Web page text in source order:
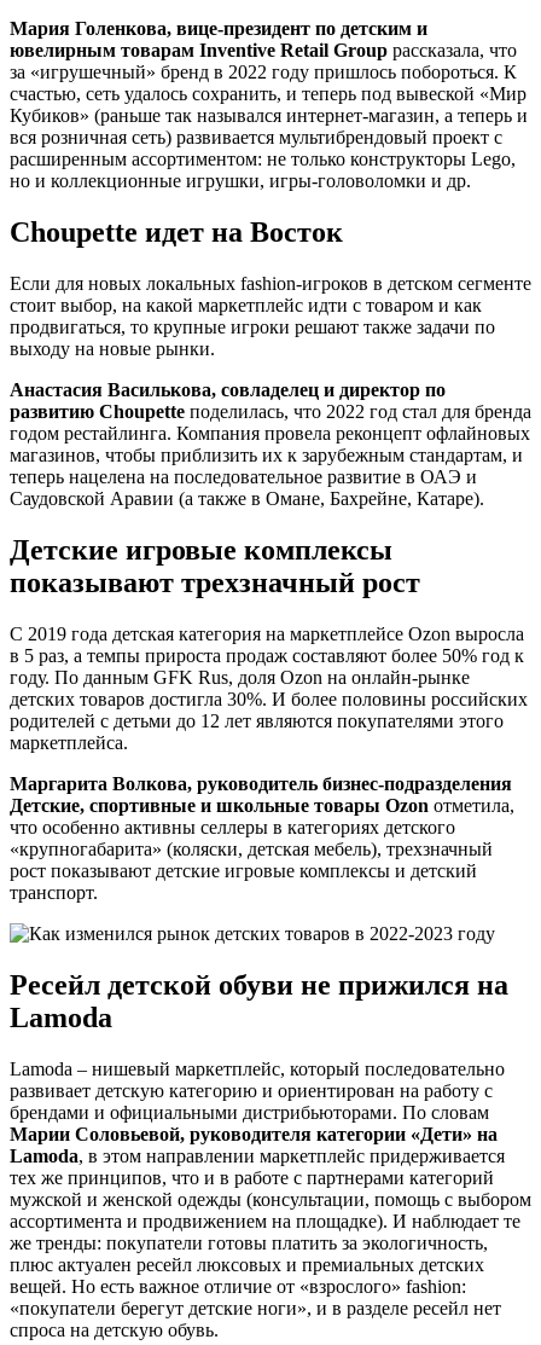
Мария Голенкова, вице-президент по детским и
ювелирным товарам Inventive Retail Group рассказала, что
за «игрушечный» бренд в 2022 году пришлось побороться. К
счастью, сеть удалось сохранить, и теперь под вывеской «Мир
Кубиков» (раньше так назывался интернет-магазин, а теперь и
вся розничная сеть) развивается мультибрендовый проект с
расширенным ассортиментом: не только конструкторы Lego,
но и коллекционные игрушки, игры-головоломки и др.
Choupette идет на Восток
Если для новых локальных fashion-игроков в детском сегменте
стоит выбор, на какой маркетплейс идти с товаром и как
продвигаться, то крупные игроки решают также задачи по
выходу на новые рынки.
Анастасия Василькова, совладелец и директор по
развитию Choupette поделилась, что 2022 год стал для бренда
годом рестайлинга. Компания провела реконцепт офлайновых
магазинов, чтобы приблизить их к зарубежным стандартам, и
теперь нацелена на последовательное развитие в ОАЭ и
Саудовской Аравии (а также в Омане, Бахрейне, Катаре).
Детские игровые комплексы
показывают трехзначный рост
С 2019 года детская категория на маркетплейсе Ozon выросла
в 5 раз, а темпы прироста продаж составляют более 50% год к
году. По данным GFK Rus, доля Ozon на онлайн-рынке
детских товаров достигла 30%. И более половины российских
родителей с детьми до 12 лет являются покупателями этого
маркетплейса.
Маргарита Волкова, руководитель бизнес-подразделения
Детские, спортивные и школьные товары Ozon отметила,
что особенно активны селлеры в категориях детского
«крупногабарита» (коляски, детская мебель), трехзначный
рост показывают детские игровые комплексы и детский
транспорт.
Ресейл детской обуви не прижился на
Lamoda
Lamoda – нишевый маркетплейс, который последовательно
развивает детскую категорию и ориентирован на работу с
брендами и официальными дистрибьюторами. По словам
Марии Соловьевой, руководителя категории «Дети» на
Lamoda, в этом направлении маркетплейс придерживается
тех же принципов, что и в работе с партнерами категорий
мужской и женской одежды (консультации, помощь с выбором
ассортимента и продвижением на площадке). И наблюдает те
же тренды: покупатели готовы платить за экологичность,
плюс актуален ресейл люксовых и премиальных детских
вещей. Но есть важное отличие от «взрослого» fashion:
«покупатели берегут детские ноги», и в разделе ресейл нет
спроса на детскую обувь.